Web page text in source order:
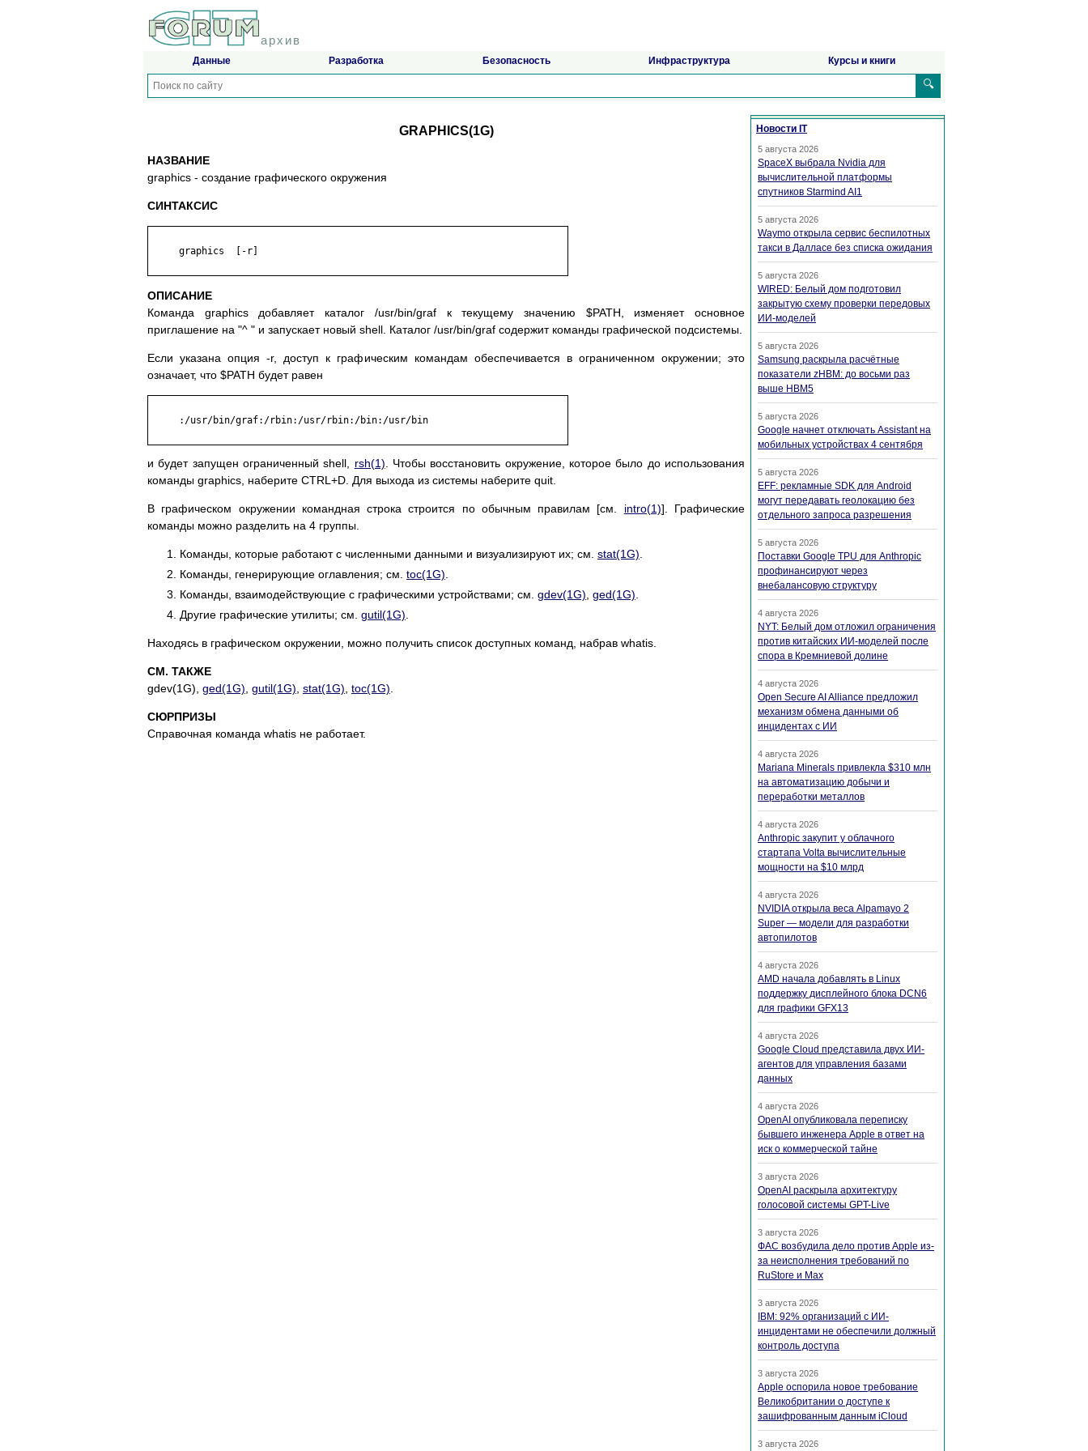
архив
Данные Разработка Безопасность Инфраструктура Курсы и книги
🔍
GRAPHICS(1G)
НАЗВАНИЕ
graphics - создание графического окружения
СИНТАКСИС
     graphics  [-r]
ОПИСАНИЕ
Команда graphics добавляет каталог /usr/bin/graf к текущему значению $PATH, изменяет основное
приглашение на "^ " и запускает новый shell. Каталог /usr/bin/graf содержит команды графической подсистемы.
Если указана опция -r, доступ к графическим командам обеспечивается в ограниченном окружении; это
означает, что $PATH будет равен
     :/usr/bin/graf:/rbin:/usr/rbin:/bin:/usr/bin
и будет запущен ограниченный shell, rsh(1) . Чтобы восстановить окружение, которое было до использования
команды graphics, наберите CTRL+D. Для выхода из системы наберите quit.
В графическом окружении командная строка строится по обычным правилам [см. intro(1)]. Графические
команды можно разделить на 4 группы.
Команды, которые работают с численными данными и визуализируют их; см. stat(1G)
Команды, генерирующие оглавления; см. toc(1G)
Команды, взаимодействующие с графическими устройствами; см. gdev(1G) ged(1G)
Другие графические утилиты; см. gutil(1G)
Находясь в графическом окружении, можно получить список доступных команд, набрав whatis.
СМ. ТАКЖЕ
gdev(1G), ged(1G) gutil(1G) stat(1G) toc(1G)
СЮРПРИЗЫ
Справочная команда whatis не работает.
Новости IT
5 августа 2026
SpaceX выбрала Nvidia для
вычислительной платформы
спутников Starmind AI1
5 августа 2026
Waymo открыла сервис беспилотных
такси в Далласе без списка ожидания
5 августа 2026
WIRED: Белый дом подготовил
закрытую схему проверки передовых
ИИ-моделей
5 августа 2026
Samsung раскрыла расчётные
показатели zHBM: до восьми раз
выше HBM5
5 августа 2026
Google начнет отключать Assistant на
мобильных устройствах 4 сентября
5 августа 2026
EFF: рекламные SDK для Android
могут передавать геолокацию без
отдельного запроса разрешения
5 августа 2026
Поставки Google TPU для Anthropic
профинансируют через
внебалансовую структуру
4 августа 2026
NYT: Белый дом отложил ограничения
против китайских ИИ-моделей после
спора в Кремниевой долине
4 августа 2026
Open Secure AI Alliance предложил
механизм обмена данными об
инцидентах с ИИ
4 августа 2026
Mariana Minerals привлекла $310 млн
на автоматизацию добычи и
переработки металлов
4 августа 2026
Anthropic закупит у облачного
стартапа Volta вычислительные
мощности на $10 млрд
4 августа 2026
NVIDIA открыла веса Alpamayo 2
Super — модели для разработки
автопилотов
4 августа 2026
AMD начала добавлять в Linux
поддержку дисплейного блока DCN6
для графики GFX13
4 августа 2026
Google Cloud представила двух ИИ-
агентов для управления базами
данных
4 августа 2026
OpenAI опубликовала переписку
бывшего инженера Apple в ответ на
иск о коммерческой тайне
3 августа 2026
OpenAI раскрыла архитектуру
голосовой системы GPT-Live
3 августа 2026
ФАС возбудила дело против Apple из-
за неисполнения требований по
RuStore и Max
3 августа 2026
IBM: 92% организаций с ИИ-
инцидентами не обеспечили должный
контроль доступа
3 августа 2026
Apple оспорила новое требование
Великобритании о доступе к
зашифрованным данным iCloud
3 августа 2026